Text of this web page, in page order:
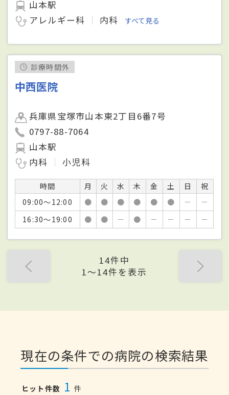
山本駅
アレルギー科
内科 すべて見る
診療時間外
中西医院
兵庫県宝塚市山本東2丁目6番7号
0797-88-7064
山本駅
内科
小児科
時間 月 火 水 木 金 土 日
祝
09:00～12:00
● ● ● ● ● ● －
－
16:30～19:00
● ● － ● － － － －
14件中
1〜14件を表示
現在の条件での病院の検索結果
ヒット件数 1 件